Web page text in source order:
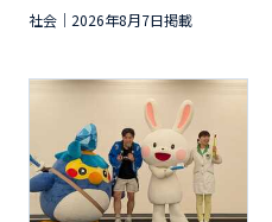
社会 2026年8月7日掲載